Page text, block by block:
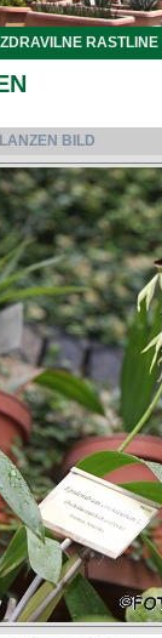
ZDRAVILNE RASTLINE
BILD